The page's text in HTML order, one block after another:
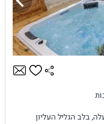
בלב הגליל העליון